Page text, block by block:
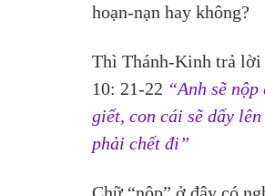
hoạn-nạn hay không?
Thì Thánh-Kinh trả lời
10: 21-22 “Anh sẽ
giết, con cái sẽ dấy
phải chết đi”